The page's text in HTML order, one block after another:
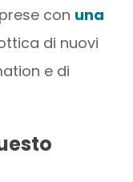
con una
di nuovi
e di